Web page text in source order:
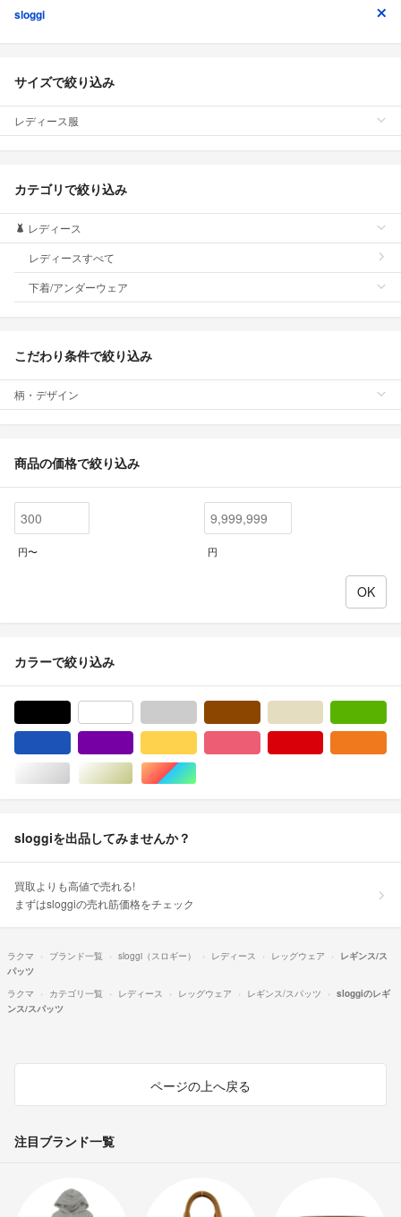
sloggi
サイズで絞り込み
レディース服
カテゴリで絞り込み
レディース
レディースすべて
下着/アンダーウェア
こだわり条件で絞り込み
柄・デザイン
商品の価格で絞り込み
円〜 円
カラーで絞り込み
シルバー/銀色系ゴールド/金色系マルチカラー
sloggiを出品してみませんか？
買取よりも高値で売れる!
まずはsloggiの売れ筋価格をチェック
ラクマ ブランド一覧 sloggi（スロギー） レディース レッグウェア
レギンス/ス
パッツ
ラクマ
カテゴリ一覧 レディース レッグウェア レギンス/スパッツ
sloggiのレギ
ンス/スパッツ
ページの上へ戻る
注目ブランド一覧